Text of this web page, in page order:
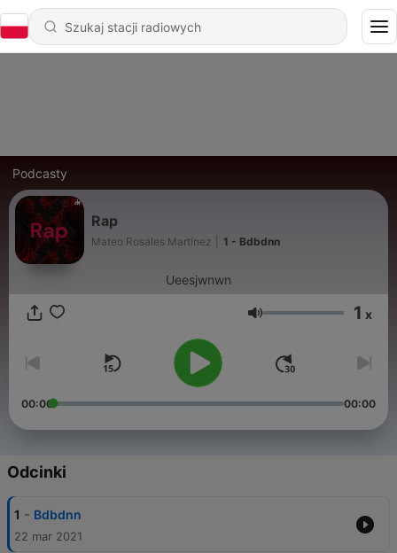
Podcasty
Rap
Mateo Rosales Martínez 1 - Bdbdnn
Ueesjwnwn
Głośność 1 x
00:00 00:00
Odcinki
1 - Bdbdnn
22 mar 2021